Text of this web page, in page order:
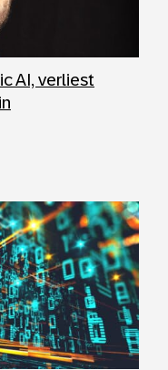
AI, verliest